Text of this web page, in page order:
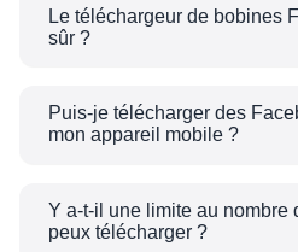
pouvez le télécharger
Facebook Reels
Le téléchargeur de bobines
sûr ?
conservons aucune
totalement anonyme.
Puis-je télécharger des
mon appareil mobile ?
bobines Facebook à partir
mobile ou de bureau.
Y a-t-il une limite au nombre
peux télécharger ?